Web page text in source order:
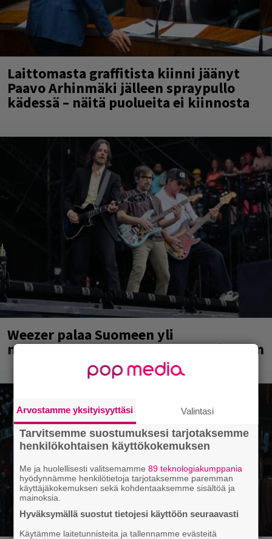
Laittomasta graffitista kiinni jäänyt
Paavo Arhinmäki jälleen spraypullo
kädessä – näitä puolueita ei kiinnosta
Weezer palaa Suomeen yli
neljännesvuosisadan odotuksen jälkeen
Arvostamme yksityisyyttäsi Valintasi
Tarvitsemme suostumuksesi tarjotaksemme
henkilökohtaisen käyttökokemuksen
Me ja huolellisesti valitsemamme89 teknologiakumppania
hyödynnämme henkilötietoja tarjotaksemme paremman
käyttäjäkokemuksen sekä kohdentaaksemme sisältöä ja
mainoksia.
Hyväksymällä suostut tietojesi käyttöön seuraavasti
Käytämme laitetunnisteita ja tallennamme evästeitä